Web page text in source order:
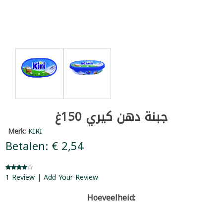
جبنة دهن كيري 150غ
Merk: KIRI
Betalen: € 2,54
1 Review | Add Your Review
Hoeveelheid: